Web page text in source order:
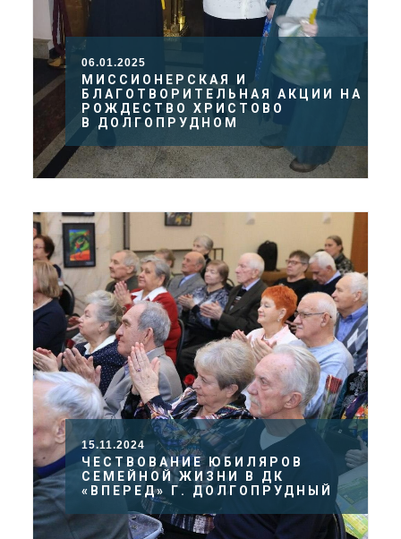
06.01.2025
МИССИОНЕРСКАЯ И
БЛАГОТВОРИТЕЛЬНАЯ АКЦИИ НА
РОЖДЕСТВО ХРИСТОВО
В ДОЛГОПРУДНОМ
15.11.2024
ЧЕСТВОВАНИЕ ЮБИЛЯРОВ
СЕМЕЙНОЙ ЖИЗНИ В ДК
«ВПЕРЕД» Г. ДОЛГОПРУДНЫЙ